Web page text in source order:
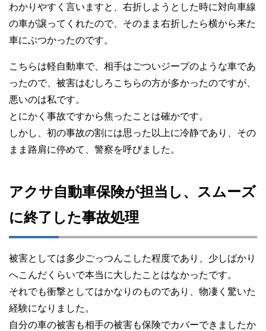
わかりやすく言いますと、右折しようとした時に対向車線
の車が譲ってくれたので、そのまま右折したら横から来た
車にぶつかったのです。
こちらは軽自動車で、相手はごついジープのような車であ
ったので、被害はむしろこちらの方が多かったのですが、
悪いのは私です。
とにかく事故ですから焦ったことは確かです。
しかし、初の事故の割には思った以上に冷静であり、その
まま路肩に停めて、警察を呼びました。
アクサ自動車保険が担当し、スムーズ
に終了した事故処理
被害としては多少ごっつんこした程度であり、少しばかり
へこんだくらいで本当に大したことはなかったです。
それでも衝撃としてはかなりのものであり、物凄く驚いた
経験になりました。
自分の車の被害も相手の被害も保険でカバーできましたか